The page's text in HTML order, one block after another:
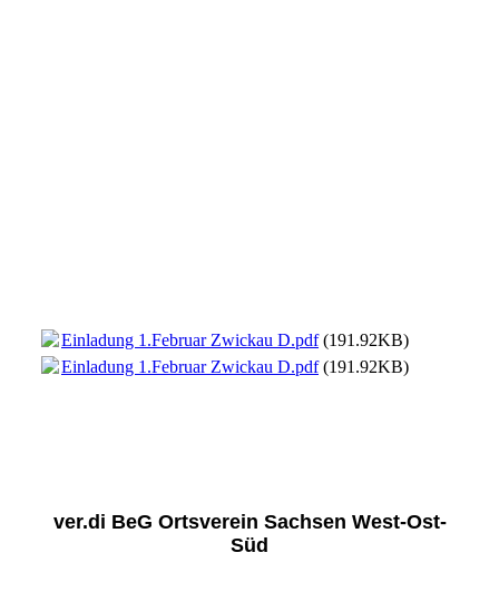
Einladung 1.Februar Zwickau D.pdf(191.92KB)
Einladung 1.Februar Zwickau D.pdf(191.92KB)
ver.di BeG Ortsverein Sachsen West-Ost-
Süd